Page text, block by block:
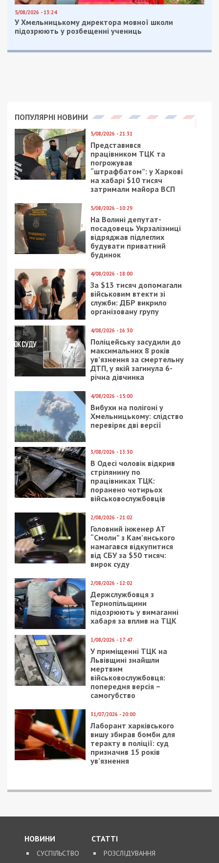
5/08/2026 - 13:24
У Хмельницькому директора мовної школи
підозрюють у розбещенні учениць
ПОПУЛЯРНІ НОВИНИ
5/08/2026 - 21:31
Представився
працівником ТЦК та
погрожував
“штрафбатом”: у Харкові
на хабарі $10 тисяч
затримали майора ВСП
5/08/2026 - 10:29
На Волині депутат-
посадовець Укрзалізниці
відряджав підлеглих
будувати приватний
будинок
4/08/2026 - 18:00
За $13 тисяч допомагали
військовим втекти зі
служби: ДБР викрило
організовану групу
4/08/2026 - 16:30
Поліцейську засудили до
максимальних 8 років
ув’язнення за смертельну
ДТП, у якій загинула 6-
річна дівчинка
4/08/2026 - 15:00
Вибухи на полігоні у
Хмельницькому: слідство
перевіряє дві версії
3/08/2026 - 13:30
В Одесі чоловік відкрив
стрілянину по
працівниках ТЦК:
поранено чотирьох
військовослужбовців
2/08/2026 - 21:02
Головний інженер АТ
“Смоли” з Кам’янського
намагався відкупитися
від СБУ за $50 тисяч:
вирок суду
2/08/2026 - 12:02
Держслужбовця з
Тернопільщини
підозрюють у вимаганні
хабаря за вплив на ТЦК
1/08/2026 - 17:47
У приміщенні ТЦК на
Львівщині знайшли
мертвим
військовослужбовця:
попередня версія –
самогубство
31/07/2026 - 20:00
Лаборант харківського
вишу збирав бомби для
теракту в поліції: суд
призначив 15 років
ув’язнення
НОВИНИ
СУСПІЛЬСТВО
СТАТТІ
РОЗСЛІДУВАННЯ